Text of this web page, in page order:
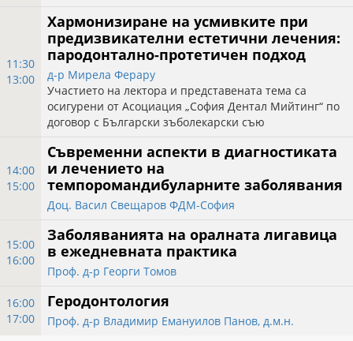
11:30
13:00
Хармонизиране на усмивките при
предизвикателни естетични лечения:
пародонтално-протетичен подход
д-р Мирела Ферару
Участието на лектора и представената тема са
осигурени от Асоциация „София Дентал Мийтинг“ по
договор с Български зъболекарски съю
14:00
15:00
Съвременни аспекти в диагностиката
и лечението на
темпоромандибуларните заболявания
Доц. Васил Свещаров ФДМ-София
15:00
16:00
Заболяванията на оралната лигавица
в ежедневната практика
Проф. д-р Георги Томов
16:00
17:00
Геродонтология
Проф. д-р Владимир Емануилов Панов, д.м.н.